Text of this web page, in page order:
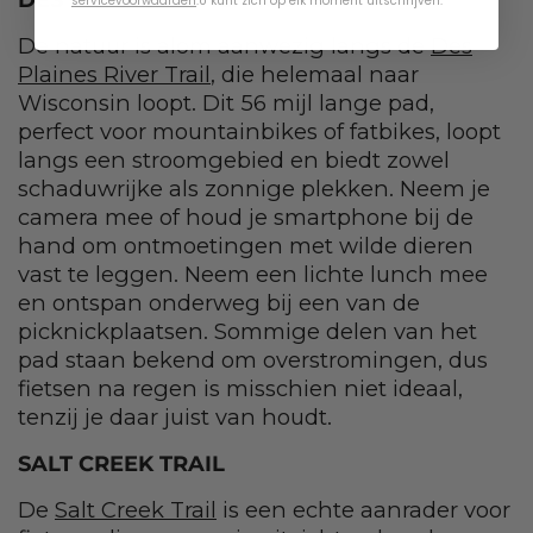
De natuur is alom aanwezig langs deDes
Plaines River Trail, die helemaal naar
Wisconsin loopt. Dit 56 mijl lange pad,
perfect voor mountainbikes of fatbikes, loopt
langs een stroomgebied en biedt zowel
schaduwrijke als zonnige plekken. Neem je
camera mee of houd je smartphone bij de
hand om ontmoetingen met wilde dieren
vast te leggen. Neem een lichte lunch mee
en ontspan onderweg bij een van de
picknickplaatsen. Sommige delen van het
pad staan bekend om overstromingen, dus
fietsen na regen is misschien niet ideaal,
tenzij je daar juist van houdt.
SALT CREEK TRAIL
De Salt Creek Trail is een echte aanrader voor